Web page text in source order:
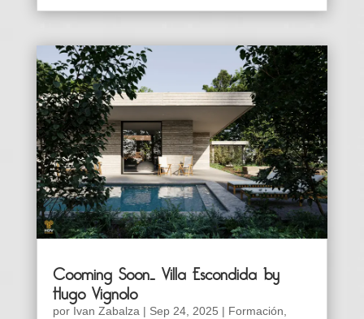
Cooming Soon… Villa Escondida by
Hugo Vignolo
por Ivan Zabalza| Sep 24, 2025 | Formación,